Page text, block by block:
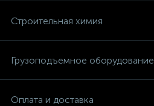
Строительная химия
Грузоподъемное оборудование
Оплата и доставка